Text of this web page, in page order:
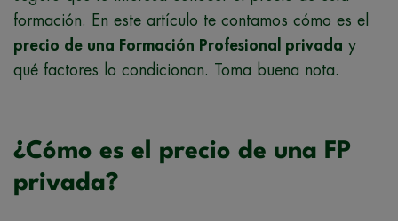
formación. En este artículo te contamos cómo es el
precio de una Formación Profesional privada y
qué factores lo condicionan. Toma buena nota.
¿Cómo es el precio de una FP
privada?